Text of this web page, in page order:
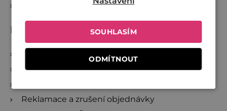
Věrnostní program
Dále pro vás máme
Recepty
Reklamace a zrušení objednávky
SOUHLASÍM
ODMÍTNOUT